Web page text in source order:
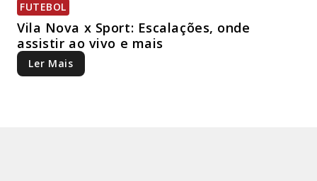
FUTEBOL
Vila Nova x Sport: Escalações, onde
assistir ao vivo e mais
Ler Mais